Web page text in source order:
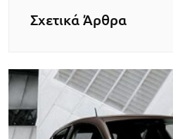
Σχετικά Άρθρα